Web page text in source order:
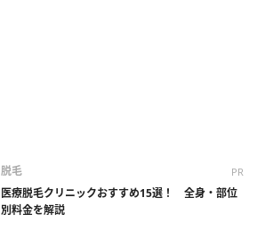
脱毛 PR
医療脱毛クリニックおすすめ15選！ 全身・部位
別料金を解説